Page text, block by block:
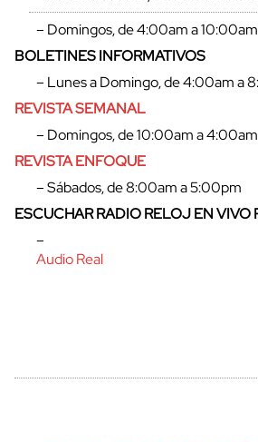
cerrar
– Domingos, de 4:00am a 10:00am
BOLETINES INFORMATIVOS
– Lunes a Domingo, de 4:00am a
REVISTA SEMANAL
– Domingos, de 10:00am a 4:00am
REVISTA ENFOQUE
– Sábados, de 8:00am a 5:00pm
ESCUCHAR RADIO RELOJ EN VIVO
–
Audio Real